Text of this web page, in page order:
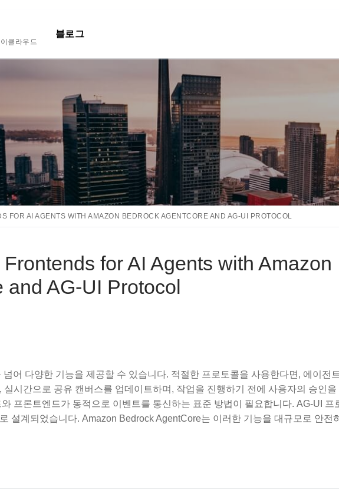
클라우드
블로그
FOR AI AGENTS WITH AMAZON BEDROCK AGENTCORE AND AG-UI PROTOCOL
for AI Agents with Amazon
AG-UI Protocol
어 다양한 기능을 제공할 수 있습니다. 적절한 프로토콜을 사용한다면, 에이전
시간으로 공유 캔버스를 업데이트하며, 작업을 진행하기 전에 사용자의 승인을
프론트엔드가 동적으로 이벤트를 통신하는 표준 방법이 필요합니다. AG-UI 프
설계되었습니다. Amazon Bedrock AgentCore는 이러한 기능을 대규모로 안전